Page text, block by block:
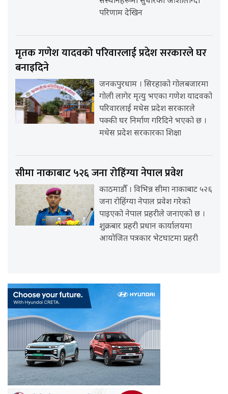
परिणाम देखिन
मृतक गणेश यादवको परिवारलाई प्रदेश सरकारले घर
बनाइदिने
जनकपुरधाम । सिरहाको गोलबजारमा
गोली लागेर मृत्यु भएका गणेश यादवको
परिवारलाई मधेस प्रदेश सरकारले
पक्की घर निर्माण गरिदिने भएको छ ।
मधेस प्रदेश सरकारका शिक्षा
सीमा नाकाबाट ५२६ जना रोहिंग्या नेपाल प्रवेश
काठमाडौँ । विभिन्न सीमा नाकाबाट ५२६
जना रोहिंग्या नेपाल प्रवेश गरेको
पाइएको नेपाल प्रहरीले जनाएको छ ।
शुक्रबार प्रहरी प्रधान कार्यालयमा
आयोजित पत्रकार भेटघाटमा प्रहरी